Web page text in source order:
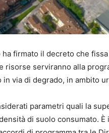
firmato il decreto che
risorse serviranno alla
via di degrado, in ambito
parametri quali la
di suolo consumato.